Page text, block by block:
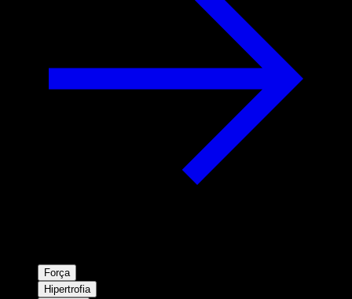
Força
Hipertrofia